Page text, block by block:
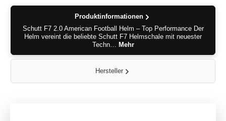
Produktinformationen
Schutt F7 2.0 American Football Helm – Top Performance Der
Helm vereint die beliebte Schutt F7 Helmschale mit neuester
Techn… Mehr
Hersteller